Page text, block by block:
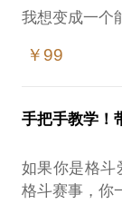
我想变成一个
散打和泰拳谁
我身体瘦弱/是
……
困难的，网络
很多利用信息
￥99
手把手教学！
如果你是格斗
格斗赛事，你